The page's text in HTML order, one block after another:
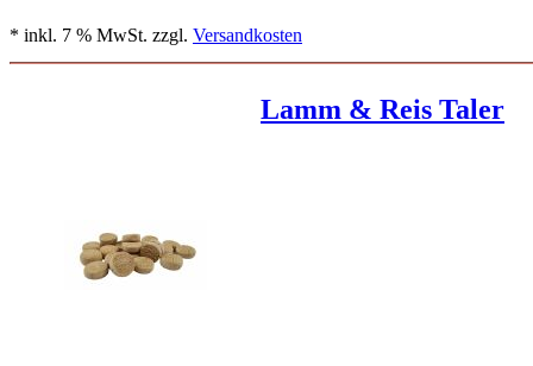
* inkl. 7 % MwSt. zzgl. Versandkosten
Lamm & Reis Taler